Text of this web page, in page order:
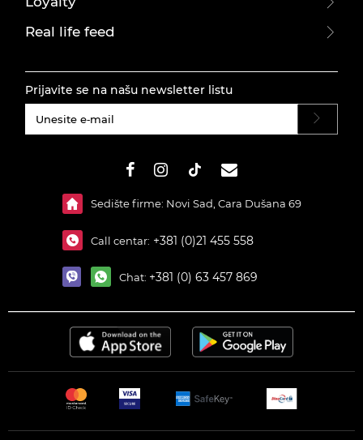
Real life feed
Prijavite se na našu newsletter listu
Sedište firme: Novi Sad, Cara Dušana 69
Call centar: +381 (0)21 455 558
Chat: +381 (0) 63 457 869